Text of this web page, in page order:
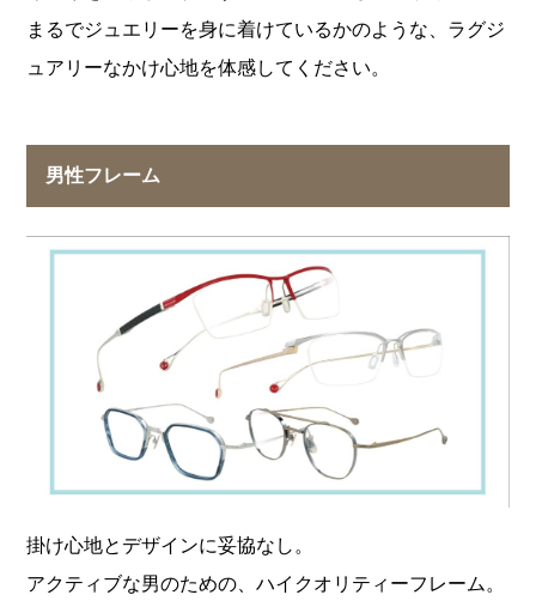
まるでジュエリーを身に着けているかのような、ラグジ
ュアリーなかけ心地を体感してください。
男性フレーム
掛け心地とデザインに妥協なし。
アクティブな男のための、ハイクオリティーフレーム。